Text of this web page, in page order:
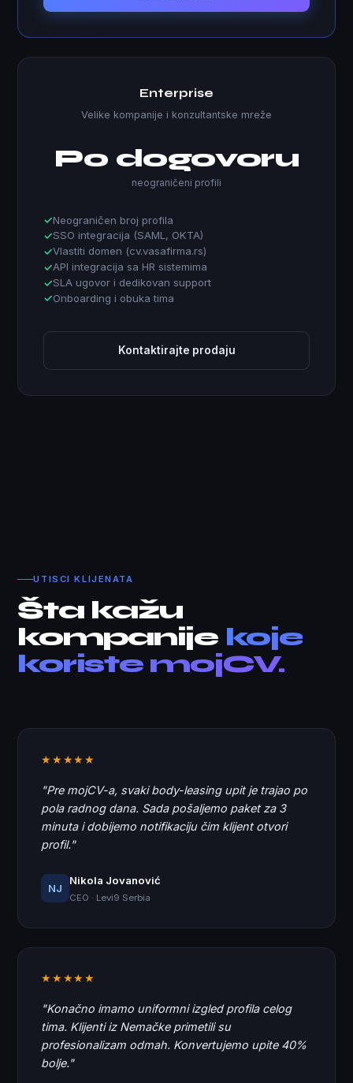
Enterprise
Velike kompanije i konzultantske mreže
Po dogovoru
neograničeni profili
Neograničen broj profila
SSO integracija (SAML, OKTA)
Vlastiti domen (cv.vasafirma.rs)
API integracija sa HR sistemima
SLA ugovor i dedikovan support
Onboarding i obuka tima
Kontaktirajte prodaju
UTISCI KLIJENATA
Šta kažu
kompanije koje
koriste mojCV.
★★★★★
"Pre mojCV-a, svaki body-leasing upit je trajao po
pola radnog dana. Sada pošaljemo paket za 3
minuta i dobijemo notifikaciju čim klijent otvori
profil."
NJ
Nikola Jovanović
CEO · Levi9 Serbia
★★★★★
"Konačno imamo uniformni izgled profila celog
tima. Klijenti iz Nemačke primetili su
profesionalizam odmah. Konvertujemo upite 40%
bolje."